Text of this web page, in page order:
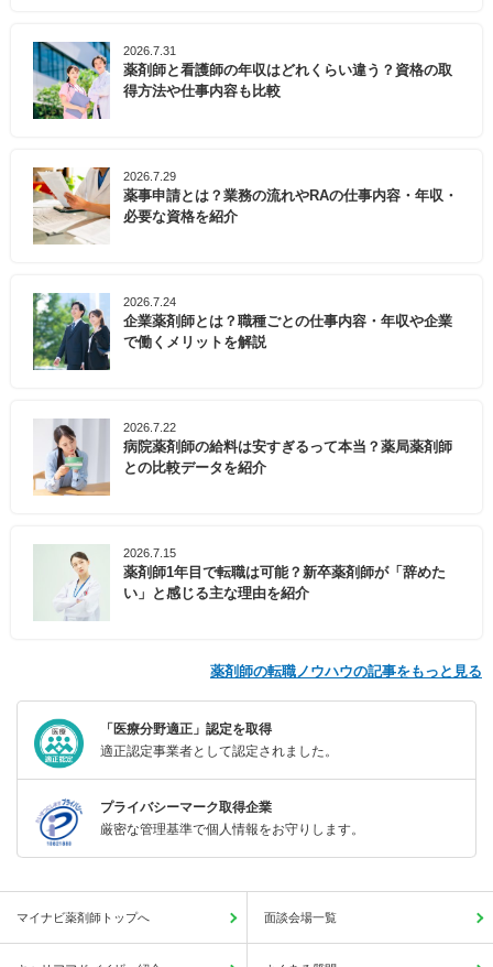
2026.7.31
薬剤師と看護師の年収はどれくらい違う？資格の取
得方法や仕事内容も比較
2026.7.29
薬事申請とは？業務の流れやRAの仕事内容・年収・
必要な資格を紹介
2026.7.24
企業薬剤師とは？職種ごとの仕事内容・年収や企業
で働くメリットを解説
2026.7.22
病院薬剤師の給料は安すぎるって本当？薬局薬剤師
との比較データを紹介
2026.7.15
薬剤師1年目で転職は可能？新卒薬剤師が「辞めた
い」と感じる主な理由を紹介
薬剤師の転職ノウハウの記事をもっと見る
「医療分野適正」認定を取得
適正認定事業者として認定されました。
プライバシーマーク取得企業
厳密な管理基準で個人情報をお守りします。
マイナビ薬剤師トップへ 面談会場一覧